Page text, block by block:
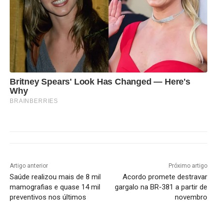
Britney Spears' Look Has Changed — Here's
Why
BRAINBERRIES
Artigo anterior
Saúde realizou mais de 8 mil
mamografias e quase 14 mil
preventivos nos últimos
Próximo artigo
Acordo promete destravar
gargalo na BR-381 a partir de
novembro